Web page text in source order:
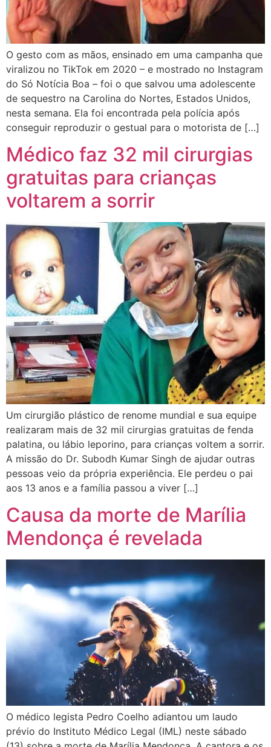
O gesto com as mãos, ensinado em uma campanha que
viralizou no TikTok em 2020 – e mostrado no Instagram
do Só Notícia Boa – foi o que salvou uma adolescente
de sequestro na Carolina do Nortes, Estados Unidos,
nesta semana. Ela foi encontrada pela polícia após
conseguir reproduzir o gestual para o motorista de […]
Médico faz 32 mil cirurgias
gratuitas para crianças
voltarem a sorrir
Um cirurgião plástico de renome mundial e sua equipe
realizaram mais de 32 mil cirurgias gratuitas de fenda
palatina, ou lábio leporino, para crianças voltem a sorrir.
A missão do Dr. Subodh Kumar Singh de ajudar outras
pessoas veio da própria experiência. Ele perdeu o pai
aos 13 anos e a família passou a viver […]
Causa da morte de Marília
Mendonça é revelada
O médico legista Pedro Coelho adiantou um laudo
prévio do Instituto Médico Legal (IML) neste sábado